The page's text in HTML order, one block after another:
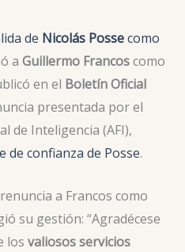
de Nicolás Possecomo
a Guillermo Francoscomo
en el Boletín Oficial
presentada por el
de Inteligencia (AFI),
de confianza de Posse.
a Francos como
su gestión: “Agradécese
los valiosos servicios